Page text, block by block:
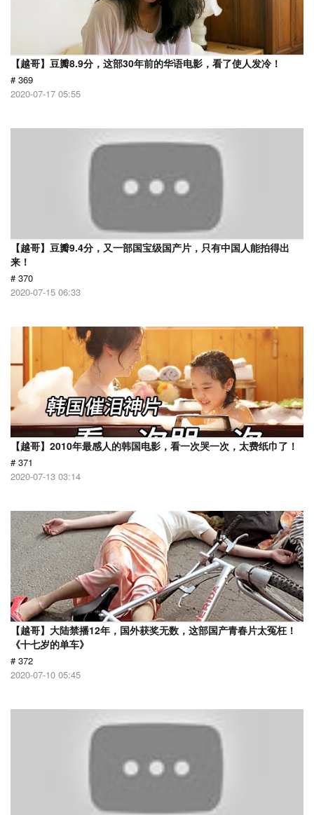
【越哥】豆瓣8.9分，这部30年前的华语电影，看了使人发冷！
# 369
2020-07-17 05:55
【越哥】豆瓣9.4分，又一部国宝级国产片，只有中国人能拍得出
来！
# 370
2020-07-15 06:33
【越哥】2010年最感人的韩国电影，看一次哭一次，太费纸巾了！
# 371
2020-07-13 03:14
【越哥】大陆禁播12年，国外获奖无数，这部国产青春片太冤枉！
《十七岁的单车》
# 372
2020-07-10 05:45